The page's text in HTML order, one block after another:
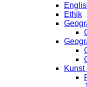
Ethik
Kunst